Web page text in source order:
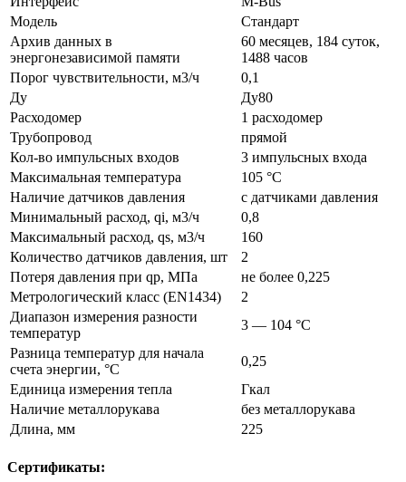
Модель
Стандарт
Архив данных в
энергонезависимой памяти
60 месяцев, 184 суток,
1488 часов
Порог чувствительности, м3/ч
0,1
Ду
Ду80
Расходомер
1 расходомер
Трубопровод
прямой
Кол-во импульсных входов
3 импульсных входа
Максимальная температура
105 °C
Наличие датчиков давления
с датчиками давления
Минимальный расход, qi, м3/ч
0,8
Максимальный расход, qs, м3/ч
160
Количество датчиков давления, шт
2
Потеря давления при qp, МПа
не более 0,225
Метрологический класс (EN1434)
2
Диапазон измерения разности
температур
3 — 104 °C
Разница температур для начала
счета энергии, °C
0,25
Единица измерения тепла
Гкал
Наличие металлорукава
без металлорукава
Длина, мм
225
Сертификаты: